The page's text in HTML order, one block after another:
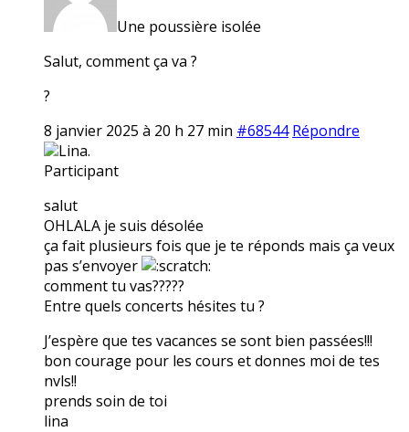
Une poussière isolée
Salut, comment ça va ?
?
8 janvier 2025 à 20 h 27 min #68544 Répondre
Lina.
Participant
salut
OHLALA je suis désolée
ça fait plusieurs fois que je te réponds mais ça veux
pas s’envoyer
comment tu vas?????
Entre quels concerts hésites tu ?
J’espère que tes vacances se sont bien passées!!!
bon courage pour les cours et donnes moi de tes
nvls!!
prends soin de toi
lina